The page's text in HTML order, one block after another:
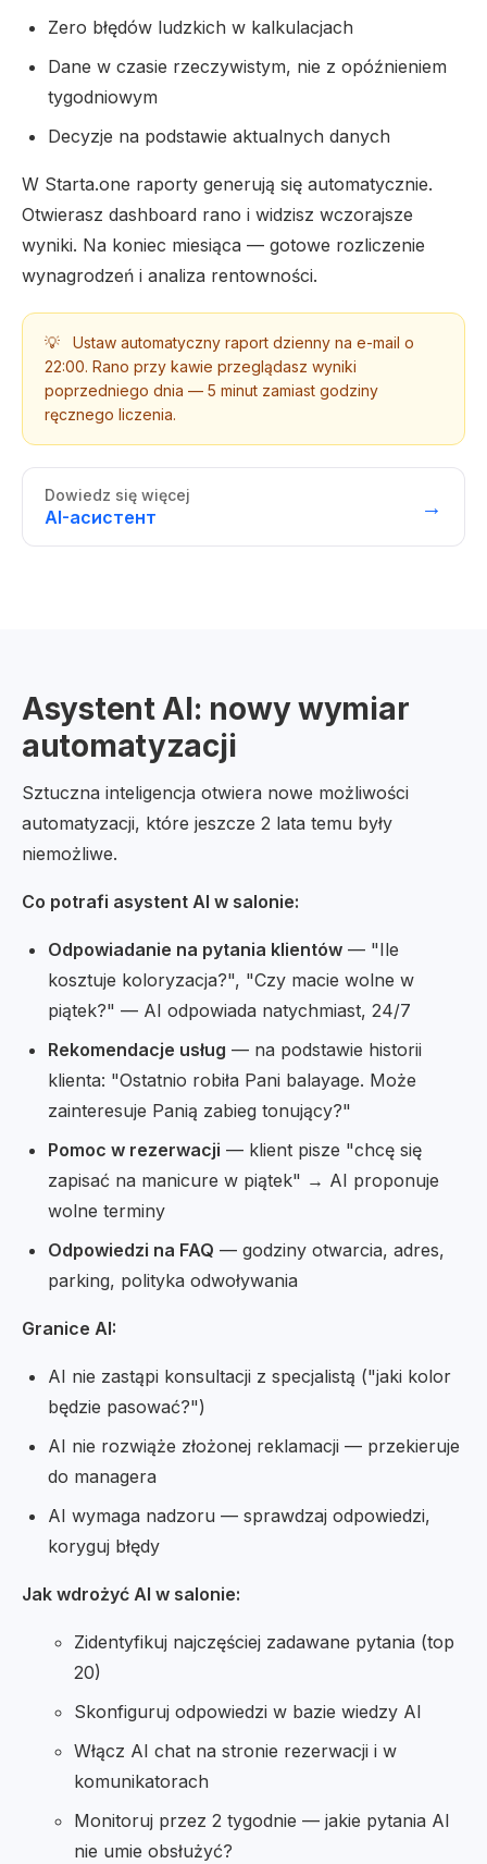
Zero błędów ludzkich w kalkulacjach
Dane w czasie rzeczywistym, nie z opóźnieniem
tygodniowym
Decyzje na podstawie aktualnych danych
W Starta.one raporty generują się automatycznie.
Otwierasz dashboard rano i widzisz wczorajsze
wyniki. Na koniec miesiąca — gotowe rozliczenie
wynagrodzeń i analiza rentowności.
💡
Ustaw automatyczny raport dzienny na e-mail o
22:00. Rano przy kawie przeglądasz wyniki
poprzedniego dnia — 5 minut zamiast godziny
ręcznego liczenia.
Dowiedz się więcej
AI-асистент →
Asystent AI: nowy wymiar
automatyzacji
Sztuczna inteligencja otwiera nowe możliwości
automatyzacji, które jeszcze 2 lata temu były
niemożliwe.
Co potrafi asystent AI w salonie:
Odpowiadanie na pytania klientów — "Ile
kosztuje koloryzacja?", "Czy macie wolne w
piątek?" — AI odpowiada natychmiast, 24/7
Rekomendacje usług — na podstawie historii
klienta: "Ostatnio robiła Pani balayage. Może
zainteresuje Panią zabieg tonujący?"
Pomoc w rezerwacji — klient pisze "chcę się
zapisać na manicure w piątek" → AI proponuje
wolne terminy
Odpowiedzi na FAQ — godziny otwarcia, adres,
parking, polityka odwoływania
Granice AI:
AI nie zastąpi konsultacji z specjalistą ("jaki kolor
będzie pasować?")
AI nie rozwiąże złożonej reklamacji — przekieruje
do managera
AI wymaga nadzoru — sprawdzaj odpowiedzi,
koryguj błędy
Jak wdrożyć AI w salonie:
Zidentyfikuj najczęściej zadawane pytania (top
20)
Skonfiguruj odpowiedzi w bazie wiedzy AI
Włącz AI chat na stronie rezerwacji i w
komunikatorach
Monitoruj przez 2 tygodnie — jakie pytania AI
nie umie obsłużyć?